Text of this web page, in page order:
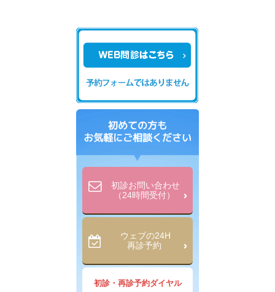
初診お問い合わせ
（24時間受付）
ウェブの24H
再診予約
初診・再診予約ダイヤル